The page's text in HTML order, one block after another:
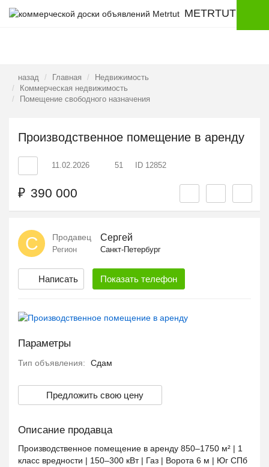
METRTUT
назад Главная
Недвижимость
Коммерческая недвижимость
Помещение свободного назначения
Производственное помещение в аренду
11.02.2026 51 ID 12852
₽ 390 000
С Продавец Сергей
Регион Санкт-Петербург
Написать Показать телефон
Параметры
Тип объявления: Сдам
Предложить свою цену
Описание продавца
Производственное помещение в аренду 850–1750 м² | 1
класс вредности | 150–300 кВт | Газ | Ворота 6 м | Юг СПб